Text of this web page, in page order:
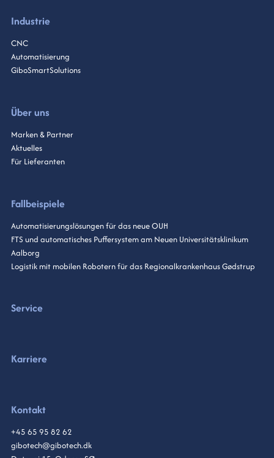
Industrie
CNC
Automatisierung
GiboSmartSolutions
Über uns
Marken & Partner
Aktuelles
Für Lieferanten
Fallbeispiele
Automatisierungslösungen für das neue OUH
FTS und automatisches Puffersystem am Neuen Universitätsklinikum
Aalborg
Logistik mit mobilen Robotern für das Regionalkrankenhaus Gødstrup
Service
Karriere
Kontakt
+45 65 95 82 62
gibotech@gibotech.dk